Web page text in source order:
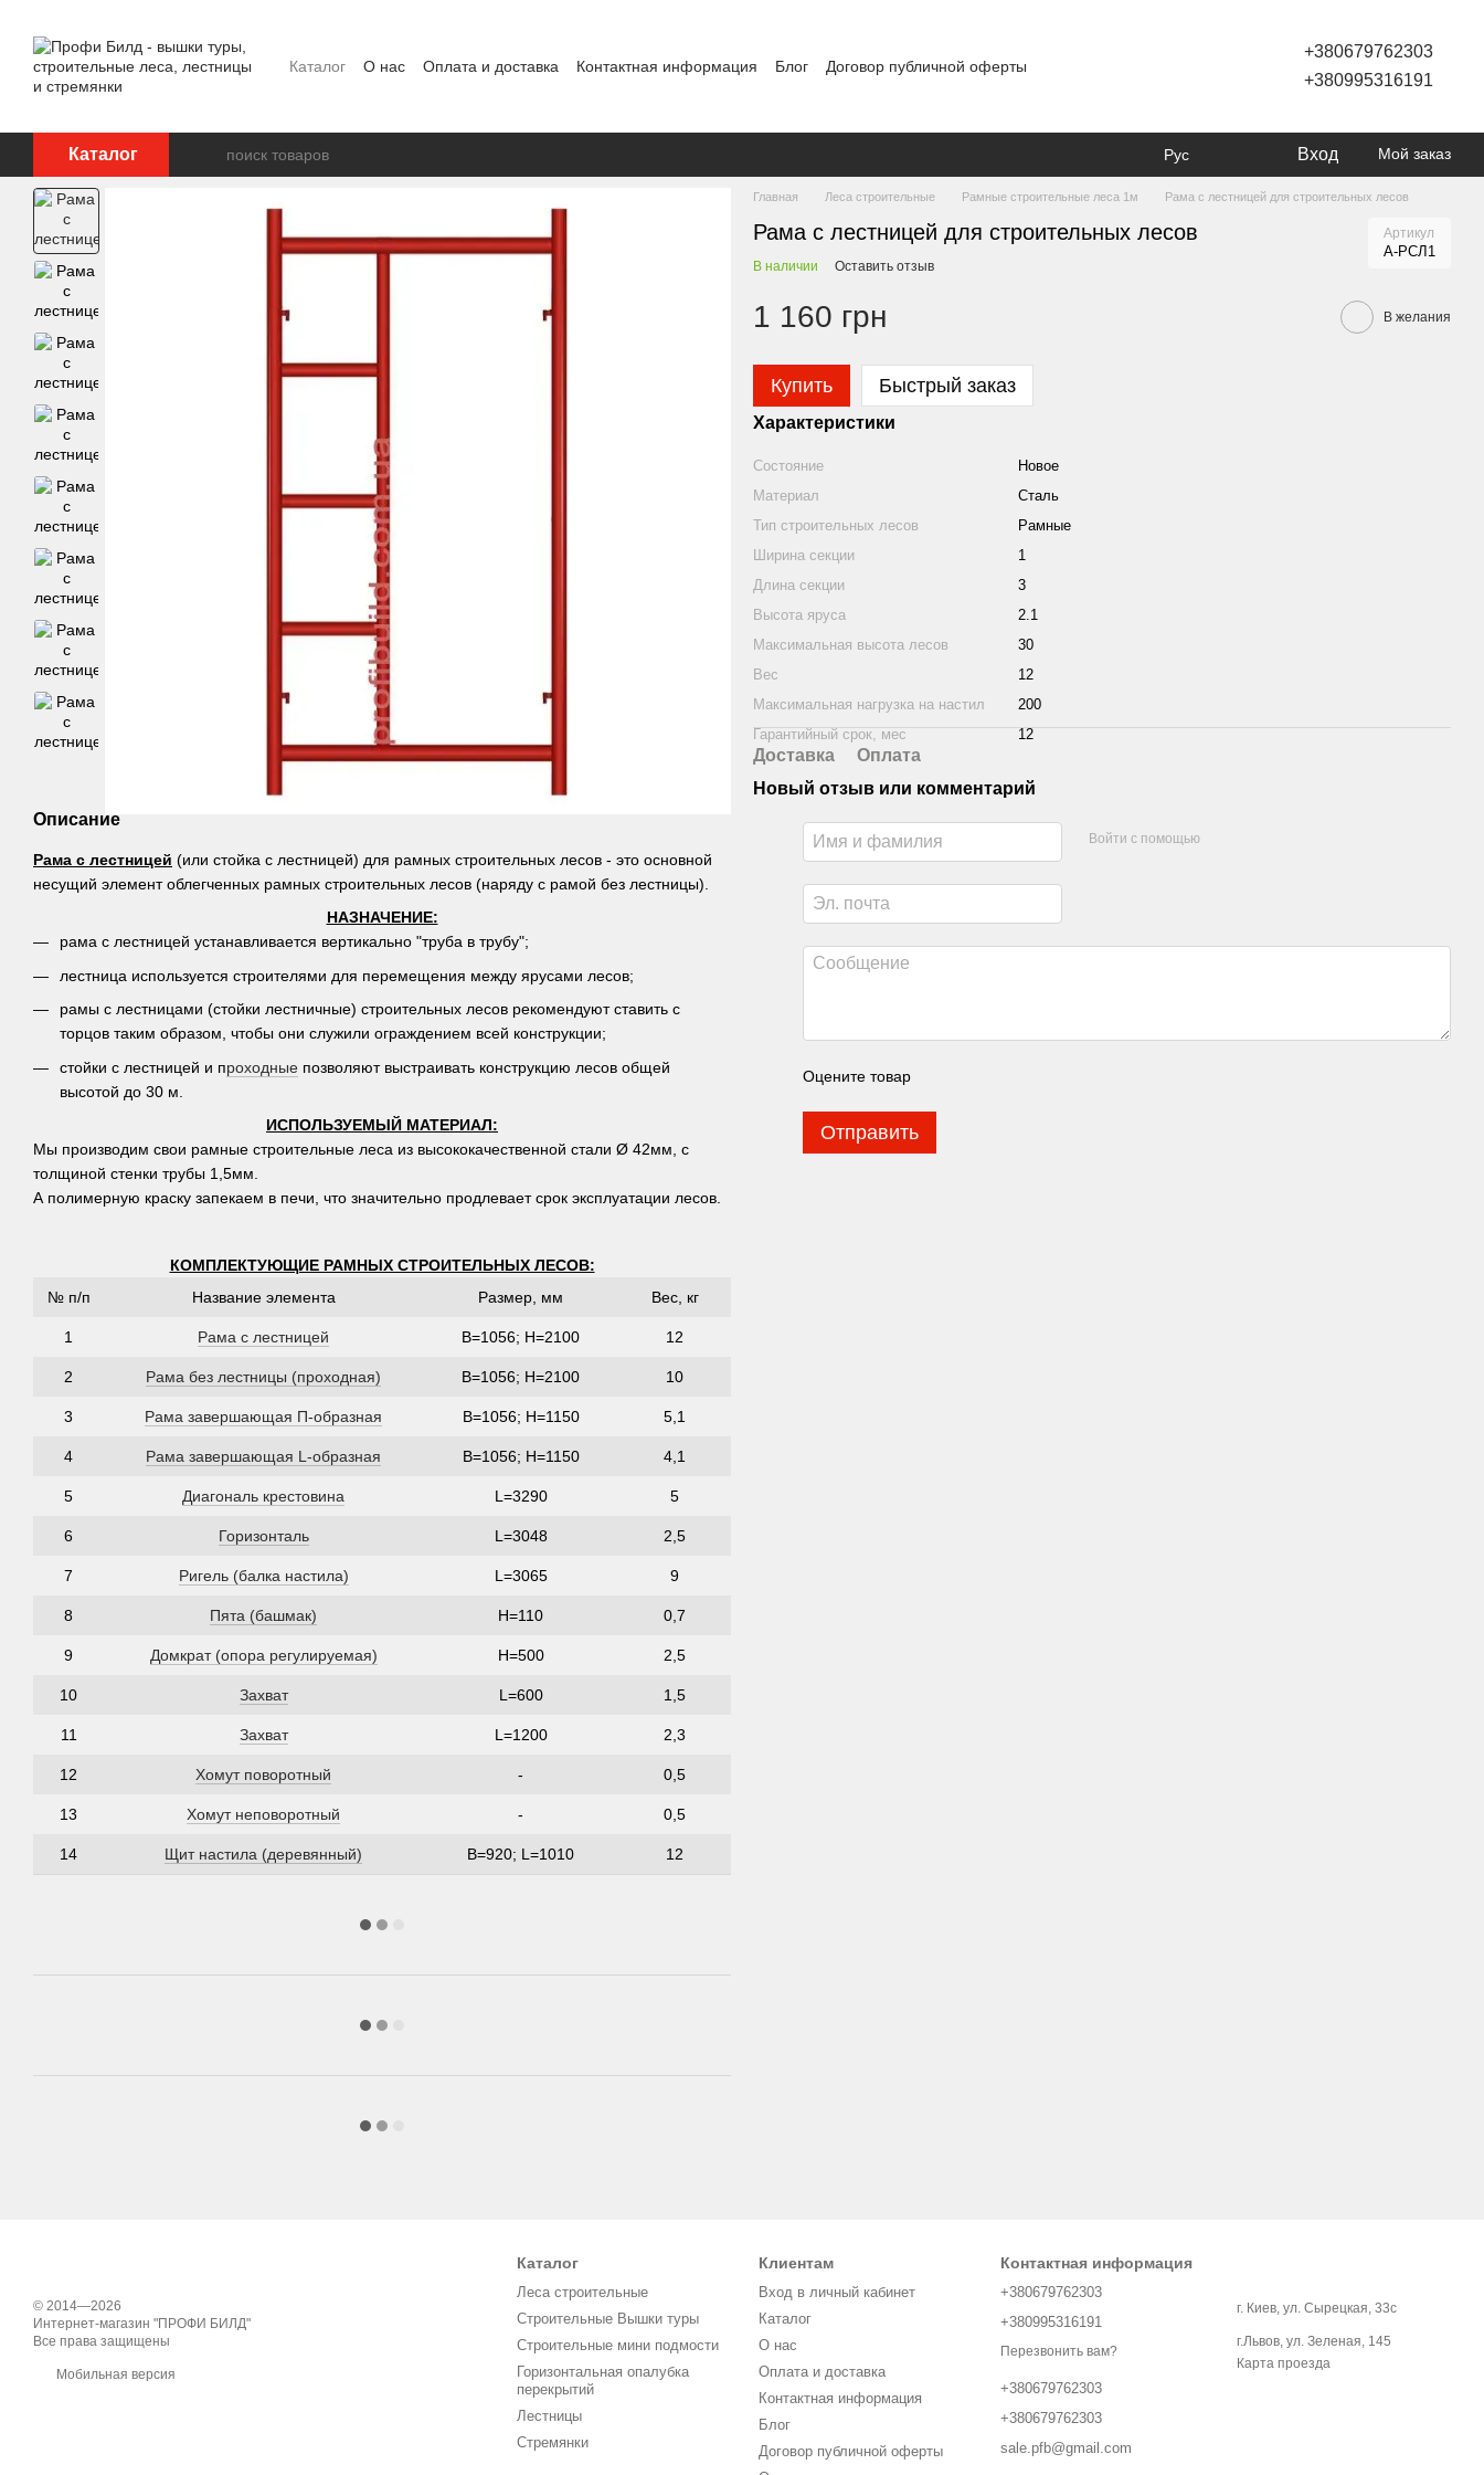
Каталог О нас Оплата и доставка Контактная информация Блог
Договор публичной оферты
+380679762303
+380995316191
Каталог Рус Вход Мой заказ
Описание
Рама с лестницей (или стойка с лестницей) для рамных строительных лесов - это основной
несущий элемент облегченных рамных строительных лесов (наряду с рамой без лестницы).
НАЗНАЧЕНИЕ:
рама с лестницей устанавливается вертикально "труба в трубу";
лестница используется строителями для перемещения между ярусами лесов;
рамы с лестницами (стойки лестничные) строительных лесов рекомендуют ставить с
торцов таким образом, чтобы они служили ограждением всей конструкции;
стойки с лестницей и проходные позволяют выстраивать конструкцию лесов общей
высотой до 30 м.
ИСПОЛЬЗУЕМЫЙ МАТЕРИАЛ:
Мы производим свои рамные строительные леса из высококачественной стали Ø 42мм, с
толщиной стенки трубы 1,5мм.
А полимерную краску запекаем в печи, что значительно продлевает срок эксплуатации лесов.
КОМПЛЕКТУЮЩИЕ РАМНЫХ СТРОИТЕЛЬНЫХ ЛЕСОВ:
№ п/п
Название элемента Размер, мм Вес, кг
1 Рама с лестницей В=1056; Н=2100 12
2 Рама без лестницы (проходная) В=1056; Н=2100 10
3 Рама завершающая П-образная В=1056; Н=1150 5,1
4 Рама завершающая L-образная В=1056; Н=1150 4,1
5 Диагональ крестовина L=3290 5
6 Горизонталь L=3048 2,5
7 Ригель (балка настила) L=3065 9
8 Пята (башмак) H=110 0,7
9 Домкрат (опора регулируемая) H=500 2,5
10 Захват L=600 1,5
11 Захват L=1200 2,3
12 Хомут поворотный - 0,5
13 Хомут неповоротный - 0,5
14 Щит настила (деревянный) B=920; L=1010 12
Главная Леса строительные Рамные строительные леса 1м Рама с лестницей для строительных лесов
Рама с лестницей для строительных лесов Артикул
А-РСЛ1
В наличии Оставить отзыв
1 160 грн В желания
Купить Быстрый заказ
Характеристики
Состояние
Новое
Материал
Сталь
Тип строительных лесов
Рамные
Ширина секции
1
Длина секции
3
Высота яруса
2.1
Максимальная высота лесов
30
Вес
12
Максимальная нагрузка на настил
200
Гарантийный срок, мес
12
Доставка
Оплата
Новый отзыв или комментарий
Войти с помощью
Оцените товар
Отправить
© 2014—2026
Интернет-магазин "ПРОФИ БИЛД"
Все права защищены
Мобильная версия
Каталог
Леса строительные
Строительные Вышки туры
Строительные мини подмости
Горизонтальная опалубка
перекрытий
Лестницы
Стремянки
Клиентам
Вход в личный кабинет
Каталог
О нас
Оплата и доставка
Контактная информация
Блог
Договор публичной оферты
Контактная информация
+380679762303
+380995316191
Перезвонить вам?
+380679762303
+380679762303
sale.pfb@gmail.com
г. Киев, ул. Сырецкая, 33с
г.Львов, ул. Зеленая, 145
Карта проезда